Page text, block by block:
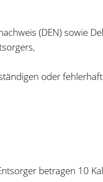
(DEN) sowie
oder
betragen 10